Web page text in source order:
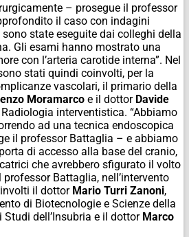
– prosegue il professor
il caso con indagini
state eseguite dai colleghi della
Gli esami hanno mostrato una
con l’arteria carotide interna”. Nel
stati quindi coinvolti, per la
vascolari, il primario della
Moramarco e il dottor Davide
interventistica. “Abbiamo
ad una tecnica endoscopica
il professor Battaglia – e abbiamo
di accesso alla base del cranio,
che avrebbero sfigurato il volto
professor Battaglia, nell’intervento
il dottor Mario Turri Zanoni,
di Biotecnologie e Scienze della
Studi dell’Insubria e il dottor Marco